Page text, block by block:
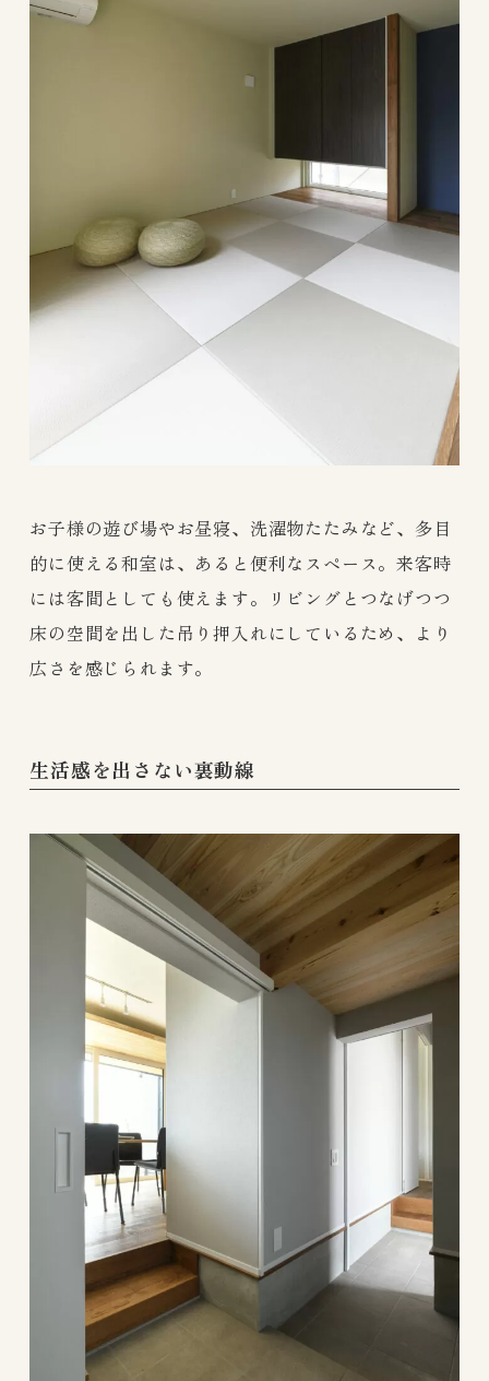
お子様の遊び場やお昼寝、洗濯物たたみなど、多目
的に使える和室は、あると便利なスペース。来客時
には客間としても使えます。リビングとつなげつつ
床の空間を出した吊り押入れにしているため、より
広さを感じられます。
生活感を出さない裏動線